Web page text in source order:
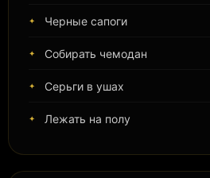
Черные сапоги
Собирать чемодан
Серьги в ушах
Лежать на полу